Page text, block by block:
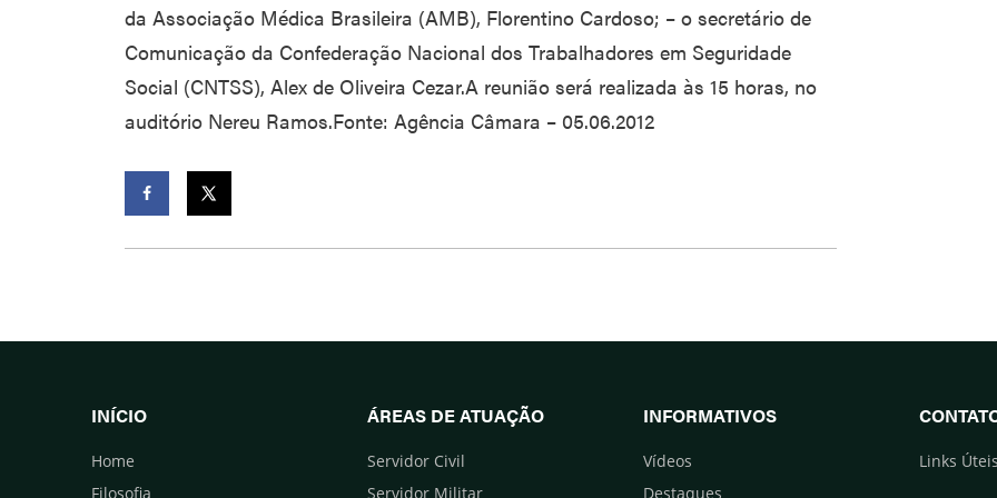
da Associação Médica Brasileira (AMB), Florentino Cardoso; – o secretário de
Comunicação da Confederação Nacional dos Trabalhadores em Seguridade
Social (CNTSS), Alex de Oliveira Cezar.A reunião será realizada às 15 horas, no
auditório Nereu Ramos.Fonte: Agência Câmara – 05.06.2012
INÍCIO
Home
Filosofia
ÁREAS DE ATUAÇÃO
Servidor Civil
Servidor Militar
INFORMATIVOS
Vídeos
Destaques
Links